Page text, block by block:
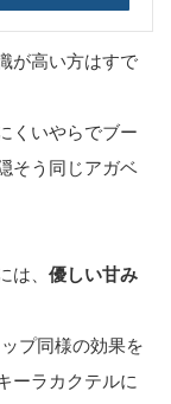
が高い方はすで
くいやらでブー
そう同じアガベ
は、 優しい甘み
プ同様の効果を
ーラカクテルに